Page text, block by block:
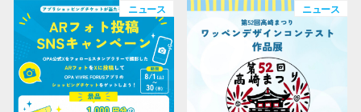
ニュース ニュース